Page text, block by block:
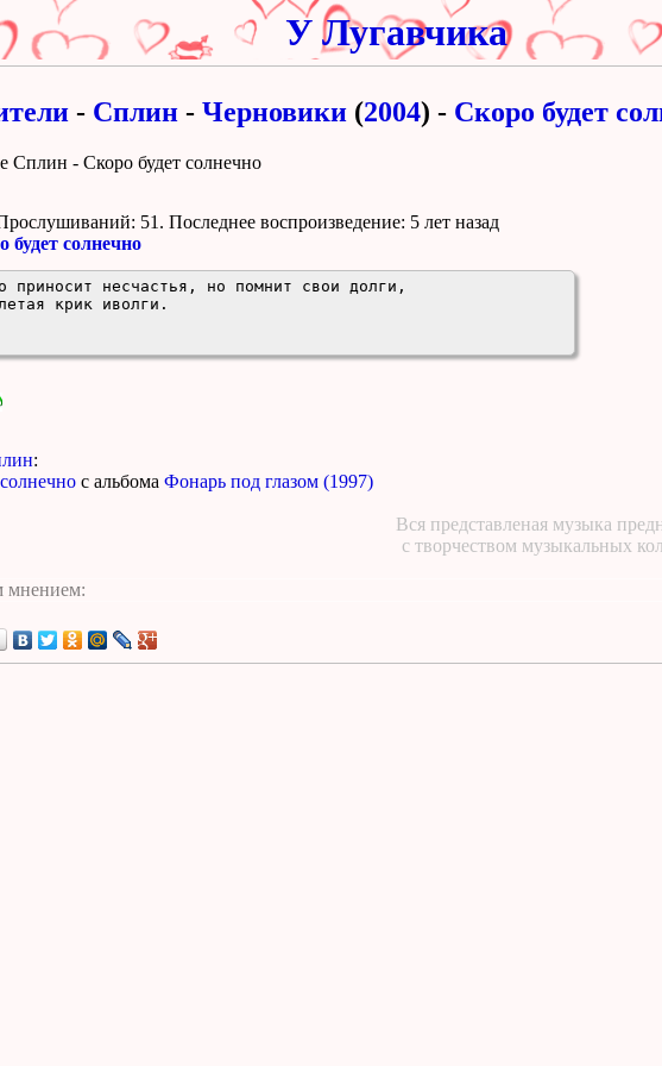
У Лугавчика
- Сплин - Черновики (2004) - Скоро будет
Сплин - Скоро будет солнечно
51. Поcледнее воспроизведение: 5 лет назад
будет солнечно
пpиносит несчастья, но помнит свои долги,
кpик иволги.
:
с альбома Фонарь под глазом (1997)
Вся представленая музыка
с творчеством музыкальных